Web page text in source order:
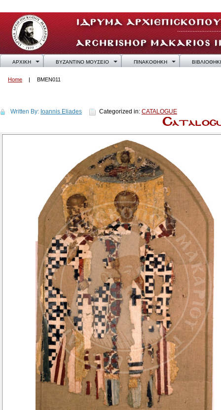
ΑΡΧΙΚΗ ΒΥΖΑΝΤΙΝΟ ΜΟΥΣΕΙΟ ΠΙΝΑΚΟΘΗΚΗ
Home BMEN011
Written By: Ioannis Eliades Categorized in: CATALOGUE